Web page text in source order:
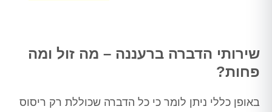
שירותי הדברה ברעננה – מה זול ומה
פחות?
באופן כללי ניתן לומר כי כל הדברה שכוללת רק ריסוס